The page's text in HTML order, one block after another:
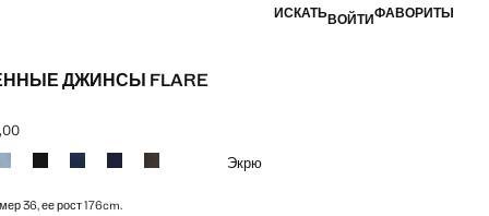
ИСКАТЬВОЙТИФАВОРИТЫ
ДЖИНСЫ FLARE
[AMD 16 900,00 ]
Экрю
36, ее рост 176cm.